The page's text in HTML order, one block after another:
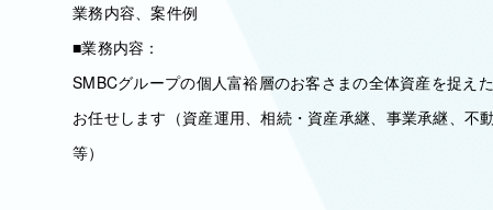
業務内容、案件例
■業務内容：
SMBCグループの個人富裕層のお客さまの全体資産を捉え
お任せします（資産運用、相続・資産承継、事業承継、不
等）